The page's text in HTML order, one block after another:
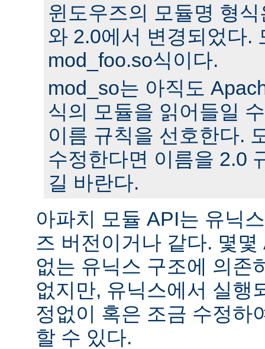
윈도우즈의 모듈명 형
와 2.0에서 변경되었다.
mod_foo.so식이다.
mod_so는 아직도
식의 모듈을 읽어들일
이름 규칙을 선호한다.
수정한다면 이름을 2.0
길 바란다.
아파치 모듈 API는 유닉
즈 버전이거나 같다. 몇
없는 유닉스 구조에 의존
없지만, 유닉스에서 실행
정없이 혹은 조금 수정하
할 수 있다.